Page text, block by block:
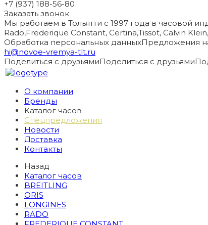
+7 (937) 188-56-80
Заказать звонок
Мы работаем в Тольятти с 1997 года в часовой
Rado,Frederique Constant, Certina,Tissot, Calvin
Обработка персональных данныхПредложения
hi@novoe-vremya-tlt.ru
Поделиться с друзьямиПоделиться с друзьями
О компании
Бренды
Каталог часов
Спецпредложения
Новости
Доставка
Контакты
Назад
Каталог часов
BREITLING
ORIS
LONGINES
RADO